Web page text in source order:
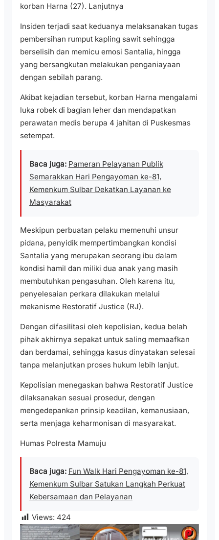
korban Harna (27). Lanjutnya
Insiden terjadi saat keduanya melaksanakan tugas
pembersihan rumput kapling sawit sehingga
berselisih dan memicu emosi Santalia, hingga
yang bersangkutan melakukan penganiayaan
dengan sebilah parang.
Akibat kejadian tersebut, korban Harna mengalami
luka robek di bagian leher dan mendapatkan
perawatan medis berupa 4 jahitan di Puskesmas
setempat.
Baca juga: Pameran Pelayanan Publik
Semarakkan Hari Pengayoman ke-81,
Kemenkum Sulbar Dekatkan Layanan ke
Masyarakat
Meskipun perbuatan pelaku memenuhi unsur
pidana, penyidik mempertimbangkan kondisi
Santalia yang merupakan seorang ibu dalam
kondisi hamil dan miliki dua anak yang masih
membutuhkan pengasuhan. Oleh karena itu,
penyelesaian perkara dilakukan melalui
mekanisme Restoratif Justice (RJ).
Dengan difasilitasi oleh kepolisian, kedua belah
pihak akhirnya sepakat untuk saling memaafkan
dan berdamai, sehingga kasus dinyatakan selesai
tanpa melanjutkan proses hukum lebih lanjut.
Kepolisian menegaskan bahwa Restoratif Justice
dilaksanakan sesuai prosedur, dengan
mengedepankan prinsip keadilan, kemanusiaan,
serta menjaga keharmonisan di masyarakat.
Humas Polresta Mamuju
Baca juga: Fun Walk Hari Pengayoman ke-81,
Kemenkum Sulbar Satukan Langkah Perkuat
Kebersamaan dan Pelayanan
Views: 424